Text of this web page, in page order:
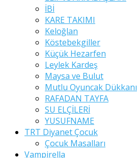
İBİ
KARE TAKIMI
Keloğlan
Köstebekgiller
Küçük Hezarfen
Leylek Kardeş
Maysa ve Bulut
Mutlu Oyuncak Dükkanı
RAFADAN TAYFA
SU ELÇİLERİ
YUSUFNAME
TRT Diyanet Çocuk
Çocuk Masalları
Vampirella